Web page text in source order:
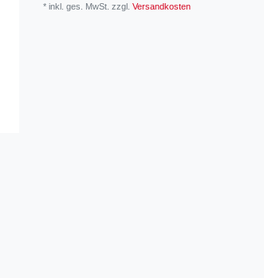
* inkl. ges. MwSt. zzgl. Versandkosten